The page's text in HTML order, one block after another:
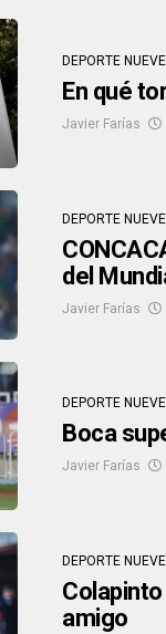
DEPORTE NUEVE
En qué
Javier Farías
DEPORTE NUEVE
del
Javier Farías
DEPORTE NUEVE
Boca
Javier Farías
DEPORTE NUEVE
amigo